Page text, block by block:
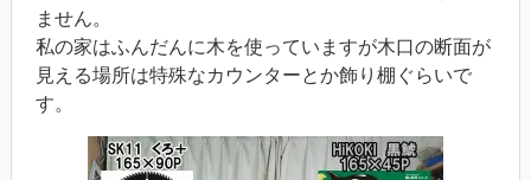
ません。
私の家はふんだんに木を使っていますが木口の断面が
見える場所は特殊なカウンターとか飾り棚ぐらいで
す。